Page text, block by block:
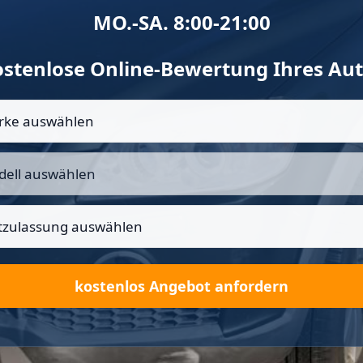
MO.-SA. 8:00-21:00
Online-Bewertung Ihres